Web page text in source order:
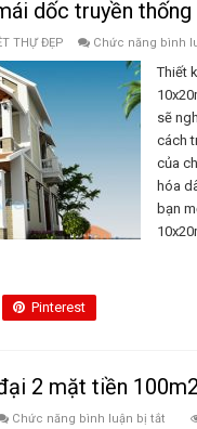
dốc truyền
THỰ ĐẸP Chức năng bình
Thiết
sẽ
cách
của
hóa
bạn
Pinterest
2 mặt tiền 100m2
Chức năng bình luận bị tắtở